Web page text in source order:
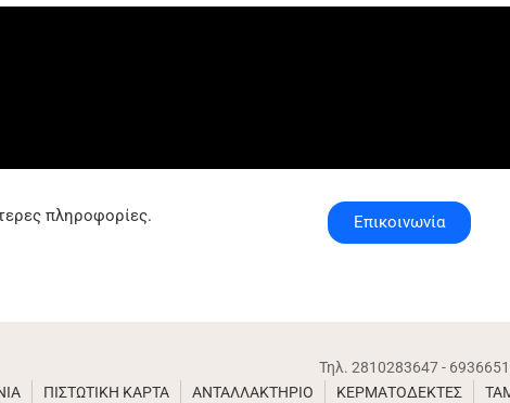
πληροφορίες. Επικοινωνία
Τηλ. 2810283647 -
ΠΙΣΤΩΤΙΚΗ ΚΑΡΤΑ ΑΝΤΑΛΛΑΚΤΗΡΙΟ ΚΕΡΜΑΤΟΔΕΚΤΕΣ